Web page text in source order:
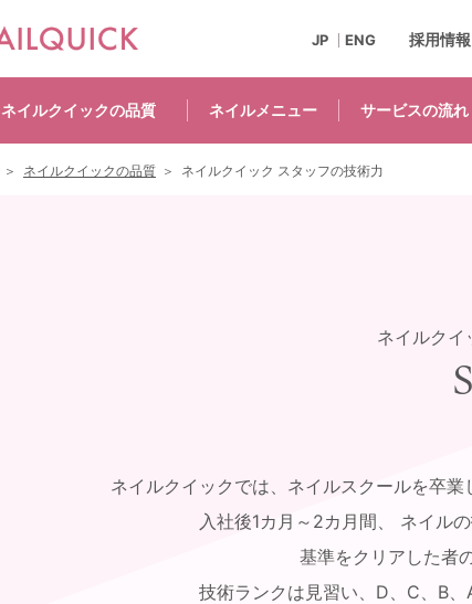
ネイルクイックの品質 ネイルメニュー サービスの流れ
採用情報
JP ENG
ネイルクイ
ネイルクイックでは、ネイルスクールを卒業
入社後1カ月～2カ月間、 ネイル
基準をクリアした者
技術ランクは見習い、D、C、B、
ネイルクイックの品質 ネイルクイック スタッフの技術力